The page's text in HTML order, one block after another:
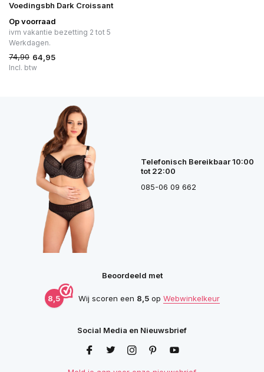
Voedingsbh Dark Croissant
Op voorraad
ivm vakantie bezetting 2 tot 5
Werkdagen.
74,90 64,95
Incl. btw
Telefonisch Bereikbaar 10:00
tot 22:00
085-06 09 662
Beoordeeld met
8,5 Wij scoren een 8,5op Webwinkelkeur
Social Media en Nieuwsbrief